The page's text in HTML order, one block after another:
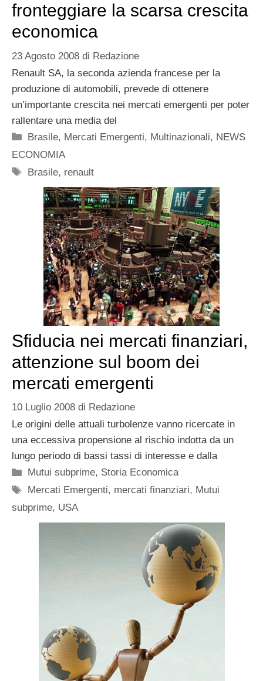
fronteggiare la scarsa crescita
economica
23 Agosto 2008 di Redazione
Renault SA, la seconda azienda francese per la
produzione di automobili, prevede di ottenere
un’importante crescita nei mercati emergenti per poter
rallentare una media del
Categorie
Brasile, Mercati Emergenti, Multinazionali, NEWS
ECONOMIA
Tag
Brasile, renault
Sfiducia nei mercati finanziari,
attenzione sul boom dei
mercati emergenti
10 Luglio 2008 di Redazione
Le origini delle attuali turbolenze vanno ricercate in
una eccessiva propensione al rischio indotta da un
lungo periodo di bassi tassi di interesse e dalla
Categorie
Mutui subprime, Storia Economica
Tag
Mercati Emergenti, mercati finanziari, Mutui
subprime, USA